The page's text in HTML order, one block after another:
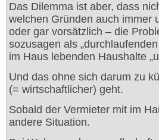
Das Dilemma ist aber, dass
welchen Gründen auch immer
oder gar vorsätzlich – die
sozusagen als
im Haus lebenden Haushalte
Und das ohne sich darum zu
(= wirtschaftlicher) geht.
Sobald der Vermieter mit im
andere Situation.